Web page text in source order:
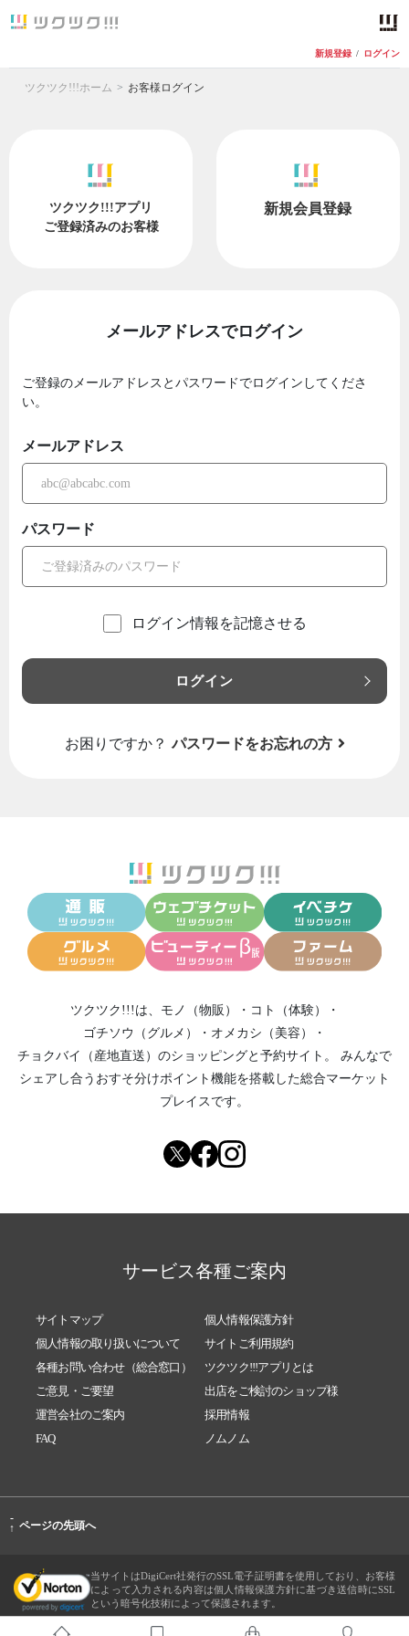
新規登録 / ログイン
ツクツク!!!ホーム お客様ログイン
ツクツク!!!アプリ
ご登録済みのお客様
新規会員登録
メールアドレスでログイン
ご登録のメールアドレスとパスワードでログインしてくださ
い。
メールアドレス
パスワード
ログイン情報を記憶させる
ログイン
お困りですか？ パスワードをお忘れの方
ツクツク!!!は、 モノ（物販） ・ コト（体験）
・
ゴチソウ（グルメ）
・ オメカシ（美容）
・
チョクバイ（産地直送） のショッピングと予約サイト。
みんなで
シェアし合う おすそ分けポイント機能を搭載した総合マーケット
プレイスです。
サービス各種ご案内
サイトマップ
個人情報保護方針
個人情報の取り扱いについて
サイトご利用規約
各種お問い合わせ（総合窓口）
ツクツク!!!アプリとは
ご意見・ご要望
出店をご検討のショップ様
運営会社のご案内
採用情報
FAQ
ノムノム
-
↑ ページの先頭へ
当サイトはDigiCert社発行のSSL電子証明書を使用しており、お客様
によって入力される内容は個人情報保護方針に基づき送信時にSSL
という暗号化技術によって保護されます。